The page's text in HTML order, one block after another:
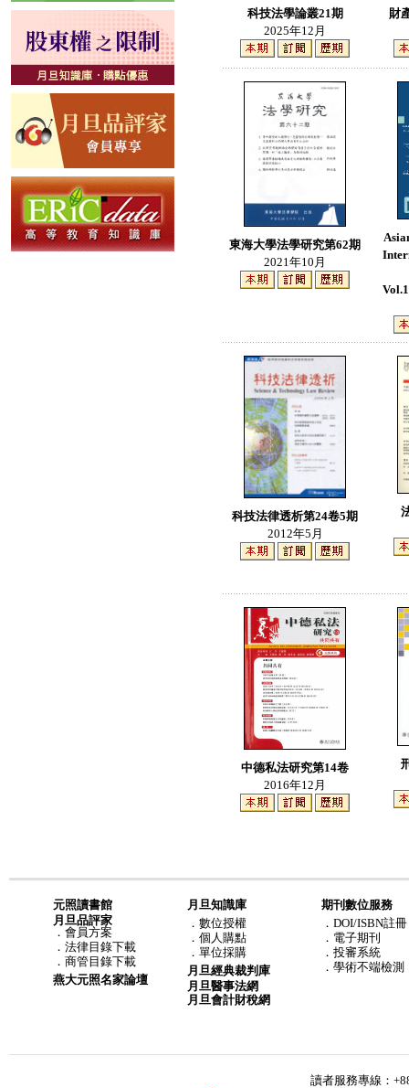
科技法學論叢21期
2025年12月
財
東海大學法學研究第62期
2021年10月
科技法律透析第24卷5期
2012年5月
中德私法研究第14卷
2016年12月
元照讀書館
月旦品評家
． 會員方案
． 法律目錄下載
． 商管目錄下載
燕大元照名家論壇
月旦知識庫
． 數位授權
． 個人購點
． 單位採購
月旦經典裁判庫
月旦醫事法網
月旦會計財稅網
期刊數位服務
．DOI/ISBN註冊
．電子期刊
．投審系統
．學術不端檢測
讀者服務專線：